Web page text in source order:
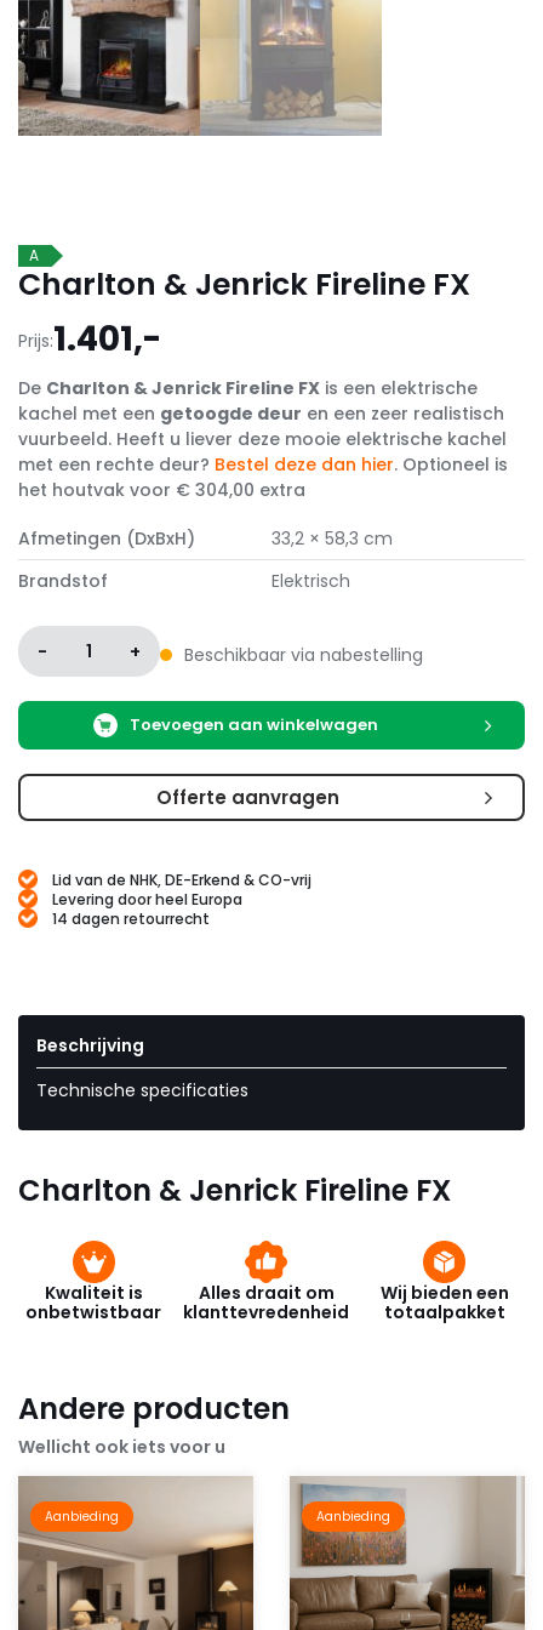
A
Charlton & Jenrick Fireline FX
Prijs:1.401,-
De Charlton & Jenrick Fireline FX is een elektrische
kachel met een getoogde deur en een zeer realistisch
vuurbeeld. Heeft u liever deze mooie elektrische kachel
met een rechte deur? Bestel deze dan hier. Optioneel is
het houtvak voor € 304,00 extra
Afmetingen (DxBxH)
33,2 × 58,3 cm
Brandstof
Elektrisch
- 1 + Beschikbaar via nabestelling
Toevoegen aan winkelwagen
Offerte aanvragen
Lid van de NHK, DE-Erkend & CO-vrij
Levering door heel Europa
14 dagen retourrecht
Beschrijving
Technische specificaties
Charlton & Jenrick Fireline FX
Kwaliteit is
onbetwistbaar
Alles draait om
klanttevredenheid
Wij bieden een
totaalpakket
Andere producten
Wellicht ook iets voor u
Aanbieding Aanbieding